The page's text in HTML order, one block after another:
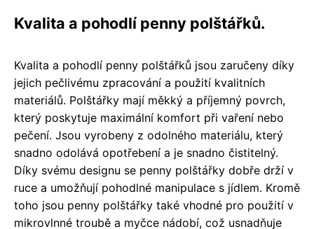
Kvalita a pohodlí penny polštářků.
Kvalita a pohodlí penny polštářků jsou zaručeny díky
jejich pečlivému zpracování a použití kvalitních
materiálů. Polštářky mají měkký a příjemný povrch,
který poskytuje maximální komfort při vaření nebo
pečení. Jsou vyrobeny z odolného materiálu, který
snadno odolává opotřebení a je snadno čistitelný.
Díky svému designu se penny polštářky dobře drží v
ruce a umožňují pohodlné manipulace s jídlem. Kromě
toho jsou penny polštářky také vhodné pro použití v
mikrovlnné troubě a myčce nádobí, což usnadňuje